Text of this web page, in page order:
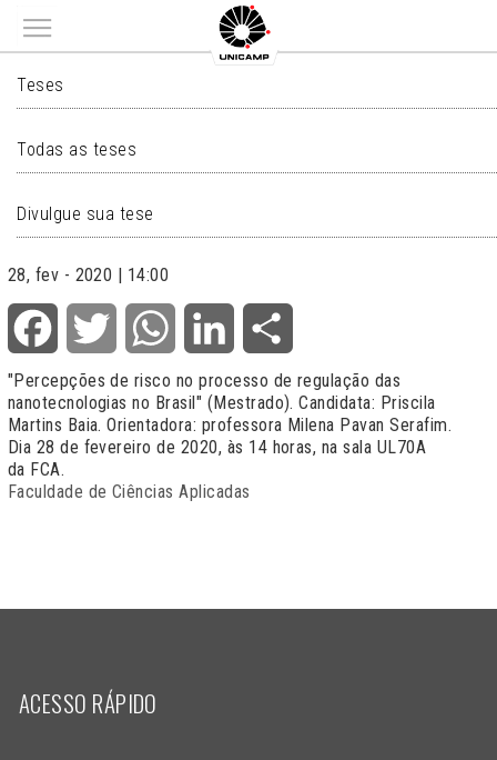
Main menu
TESES
Teses
Todas as teses
Divulgue sua tese
28, fev - 2020 | 14:00
Facebook Twitter WhatsApp LinkedIn
"Percepções de risco no processo de regulação das
nanotecnologias no Brasil" (Mestrado). Candidata: Priscila
Martins Baia. Orientadora: professora Milena Pavan Serafim.
Dia 28 de fevereiro de 2020, às 14 horas, na sala UL70A
da FCA.
Faculdade de Ciências Aplicadas
ACESSO RÁPIDO